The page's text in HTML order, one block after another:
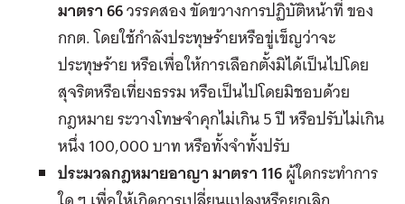
มาตรา 66วรรคสอง ขัดขวางการปฏิบัติหน้าที่ ของ
กกต. โดยใช้กําลังประทุษร้ายหรือขู่เข็ญว่าจะ
ประทุษร้าย หรือเพื่อให้การเลือกตั้งมิได้เป็นไปโดย
สุจริตหรือเที่ยงธรรม หรือเป็นไปโดยมิชอบด้วย
กฎหมาย ระวางโทษจําคุกไม่เกิน 5 ปี หรือปรับไม่เกิน
หนึ่ง 100,000 บาท หรือทั้งจําทั้งปรับ
ประมวลกฎหมายอาญา มาตรา 116ผู้ใดกระทำการ